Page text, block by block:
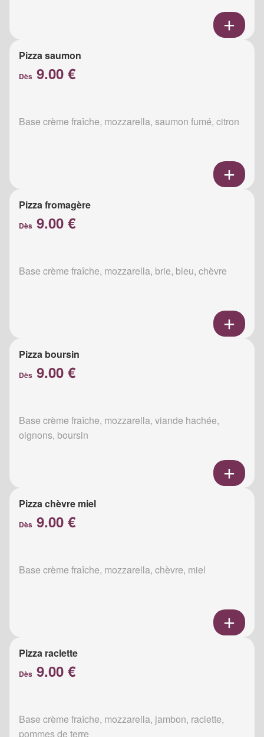
Pizza saumon
Dès 9.00 €
Base crème fraîche, mozzarella, saumon fumé, citron
Pizza fromagère
Dès 9.00 €
Base crème fraîche, mozzarella, brie, bleu, chèvre
Pizza boursin
Dès 9.00 €
Base crème fraîche, mozzarella, viande hachée,
oignons, boursin
Pizza chèvre miel
Dès 9.00 €
Base crème fraîche, mozzarella, chèvre, miel
Pizza raclette
Dès 9.00 €
Base crème fraîche, mozzarella, jambon, raclette,
pommes de terre